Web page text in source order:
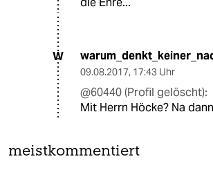
W
09.08.2017, 17:43 Uhr
@60440 (Profil gelöscht):
Mit Herrn Höcke? Na
meistkommentiert